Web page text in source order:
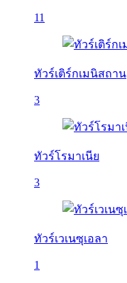
11
ทัวร์เติร์กเมนิสถาน
3
ทัวร์โรมาเนีย
3
ทัวร์เวเนซุเอลา
1